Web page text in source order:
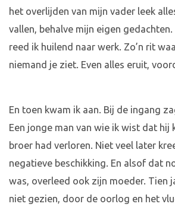
het overlijden van mijn vader leek
vallen, behalve mijn eigen gedachten.
reed ik huilend naar werk. Zo’n rit
niemand je ziet. Even alles eruit,
En toen kwam ik aan. Bij de ingang
Een jonge man van wie ik wist dat hij
broer had verloren. Niet veel later
negatieve beschikking. En alsof dat
was, overleed ook zijn moeder. Tien
niet gezien, door de oorlog en het